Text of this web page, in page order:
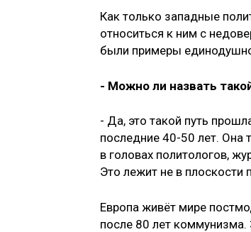
Как только западные
относиться к ним с
были примеры
- Можно ли назвать
- Да, это такой путь
последние 40-50 лет. Она
в головах политологов,
Это лежит не в плоскости
Европа живёт мире
после 80 лет коммунизма.